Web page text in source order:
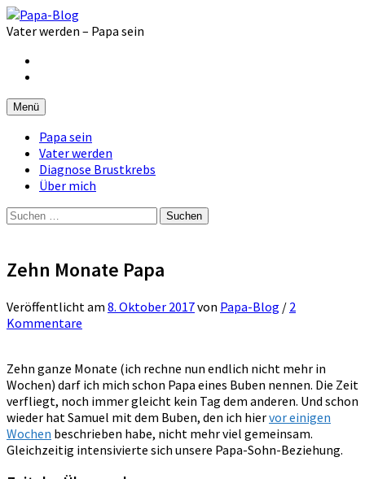
Zum
Inhalt
Vater werden – Papa sein
Menü
Papa sein
Vater werden
Diagnose Brustkrebs
Über mich
Suchen
Zehn Monate Papa
Veröffentlicht am 8. Oktober 2017von Papa-Blog / 2
Kommentare
Zehn ganze Monate (ich rechne nun endlich nicht mehr in
Wochen) darf ich mich schon Papa eines Buben nennen. Die Zeit
verfliegt, noch immer gleicht kein Tag dem anderen. Und schon
wieder hat Samuel mit dem Buben, den ich hiervor einigen
Wochen beschrieben habe, nicht mehr viel gemeinsam.
Gleichzeitig intensivierte sich unsere Papa-Sohn-Beziehung.